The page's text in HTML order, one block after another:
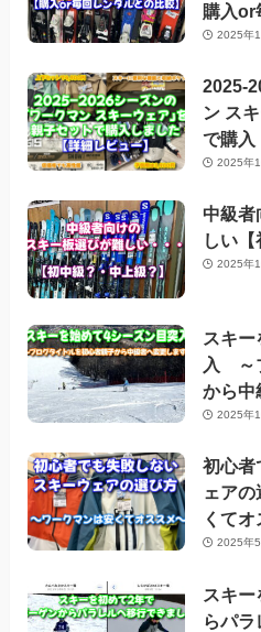
購入or
2025年
2025-
ン ス
で購入
2025年
中級者
しい【
2025年
スキ
入 ～
から中
2025年
初心者
ェア
くてオ
2025年
スキ
らパラ